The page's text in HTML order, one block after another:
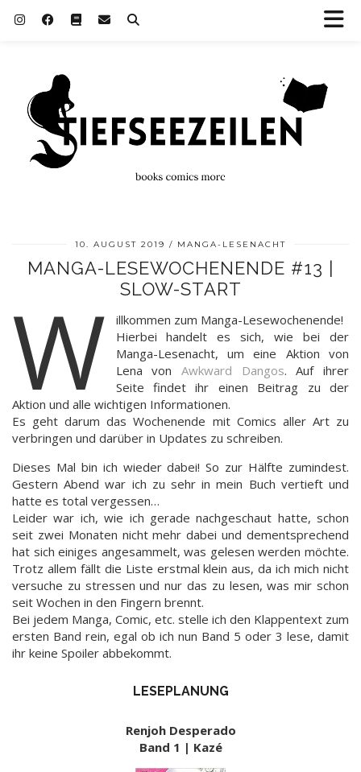
10. AUGUST 2019 MANGA-LESENACHT
MANGA-LESEWOCHENENDE #13 |
SLOW-START
W
illkommen zum Manga-Lesewochenende!
Hierbei handelt es sich, wie bei der
Manga-Lesenacht, um eine Aktion von
Lena von Awkward Dangos. Auf ihrer
Seite findet ihr einen Beitrag zu der
Aktion und alle wichtigen Informationen.
Es geht darum das Wochenende mit Comics aller Art zu
verbringen und darüber in Updates zu schreiben.
Dieses Mal bin ich wieder dabei! So zur Hälfte zumindest.
Gestern Abend war ich zu sehr in mein Buch vertieft und
hatte es total vergessen…
Leider war ich, wie ich gerade nachgeschaut hatte, schon
seit zwei Monaten nicht mehr dabei und dementsprechend
hat sich einiges angesammelt, was gelesen werden möchte.
Trotz allem fällt die Liste erstmal klein aus, da ich mich nicht
versuche zu stressen und nur das zu lesen, was mir schon
seit Wochen in den Fingern brennt.
Bei jedem Manga, Comic, etc. stelle ich den Klappentext zum
ersten Band rein, egal ob ich nun Band 5 oder 3 lese, damit
ihr keine Spoiler abbekommt.
LESEPLANUNG
Renjoh Desperado
Band 1 | Kazé